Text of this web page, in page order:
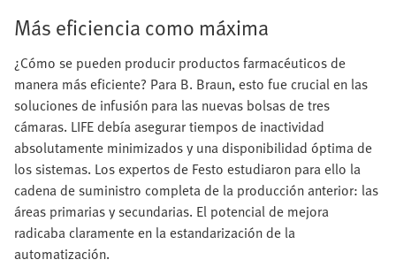
Más eficiencia como máxima
¿Cómo se pueden producir productos farmacéuticos de
manera más eficiente? Para B. Braun, esto fue crucial en las
soluciones de infusión para las nuevas bolsas de tres
cámaras. LIFE debía asegurar tiempos de inactividad
absolutamente minimizados y una disponibilidad óptima de
los sistemas. Los expertos de Festo estudiaron para ello la
cadena de suministro completa de la producción anterior: las
áreas primarias y secundarias. El potencial de mejora
radicaba claramente en la estandarización de la
automatización.